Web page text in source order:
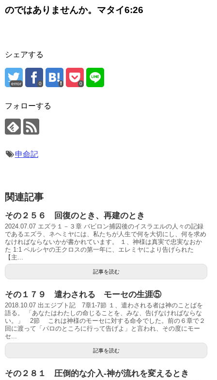
のではありませんか。マタイ6:26
シェアする
error 0 0
フォローする
申命記
関連記事
その２５６ 回復のとき、再建のとき
2024.07.07 エズラ１－３章 バビロン捕囚後のイスラエルの人々の記録
であるエズラ、ネヘミヤには、私たちが人生で何を大切にし、何を求め
なければならないかが書かれています。 １、神様は真実で忠実なおか
た 1:1 ペルシヤの王クロスの第一年に、エレミヤにより告げられた
【主...
記事を読む
その１７９ 遣わされる モーセの生涯⑤
2018.10.07 出エジプト記 7章1-7節 １、遣わされる者は神のことばを
語る。 「あなたはわたしの命じることを、みな、告げなければならな
い。」 2節 これは神様のモーセに対する命令でした。前の６章で２
回に渡って「パロのところに行って告げよ」と言われ、その度にモー
セ...
記事を読む
その２８１ 圧倒的な介入‐神が流れを変えるとき